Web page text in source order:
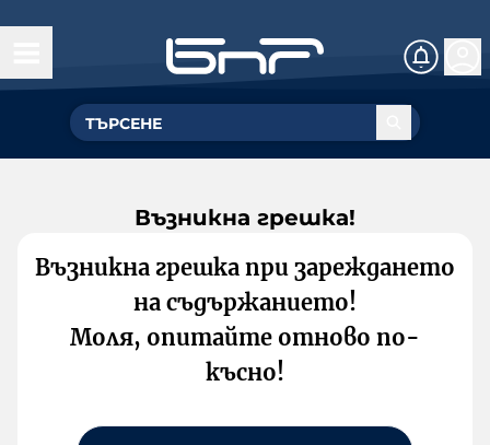
Възникна грешка!
Възникна грешка при зареждането
на съдържанието!
Моля, опитайте отново по-
късно!